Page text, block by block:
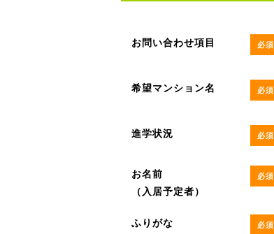
お問い合わせ項目 必須
希望マンション名 必須
進学状況 必須
お名前
（入居予定者）
必須
ふりがな 必須